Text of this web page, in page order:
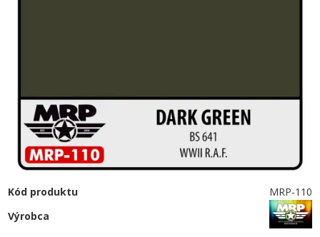
Kód produktu
MRP-110
Výrobca